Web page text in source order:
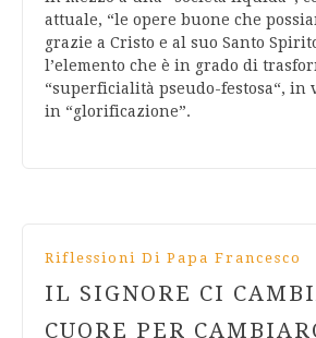
attuale, “le opere buone che
grazie a Cristo e al suo Santo
l’elemento che è in grado di
“superficialità pseudo-festosa“, in
in “glorificazione”.
Riflessioni Di Papa Francesco
IL SIGNORE CI
CUORE PER